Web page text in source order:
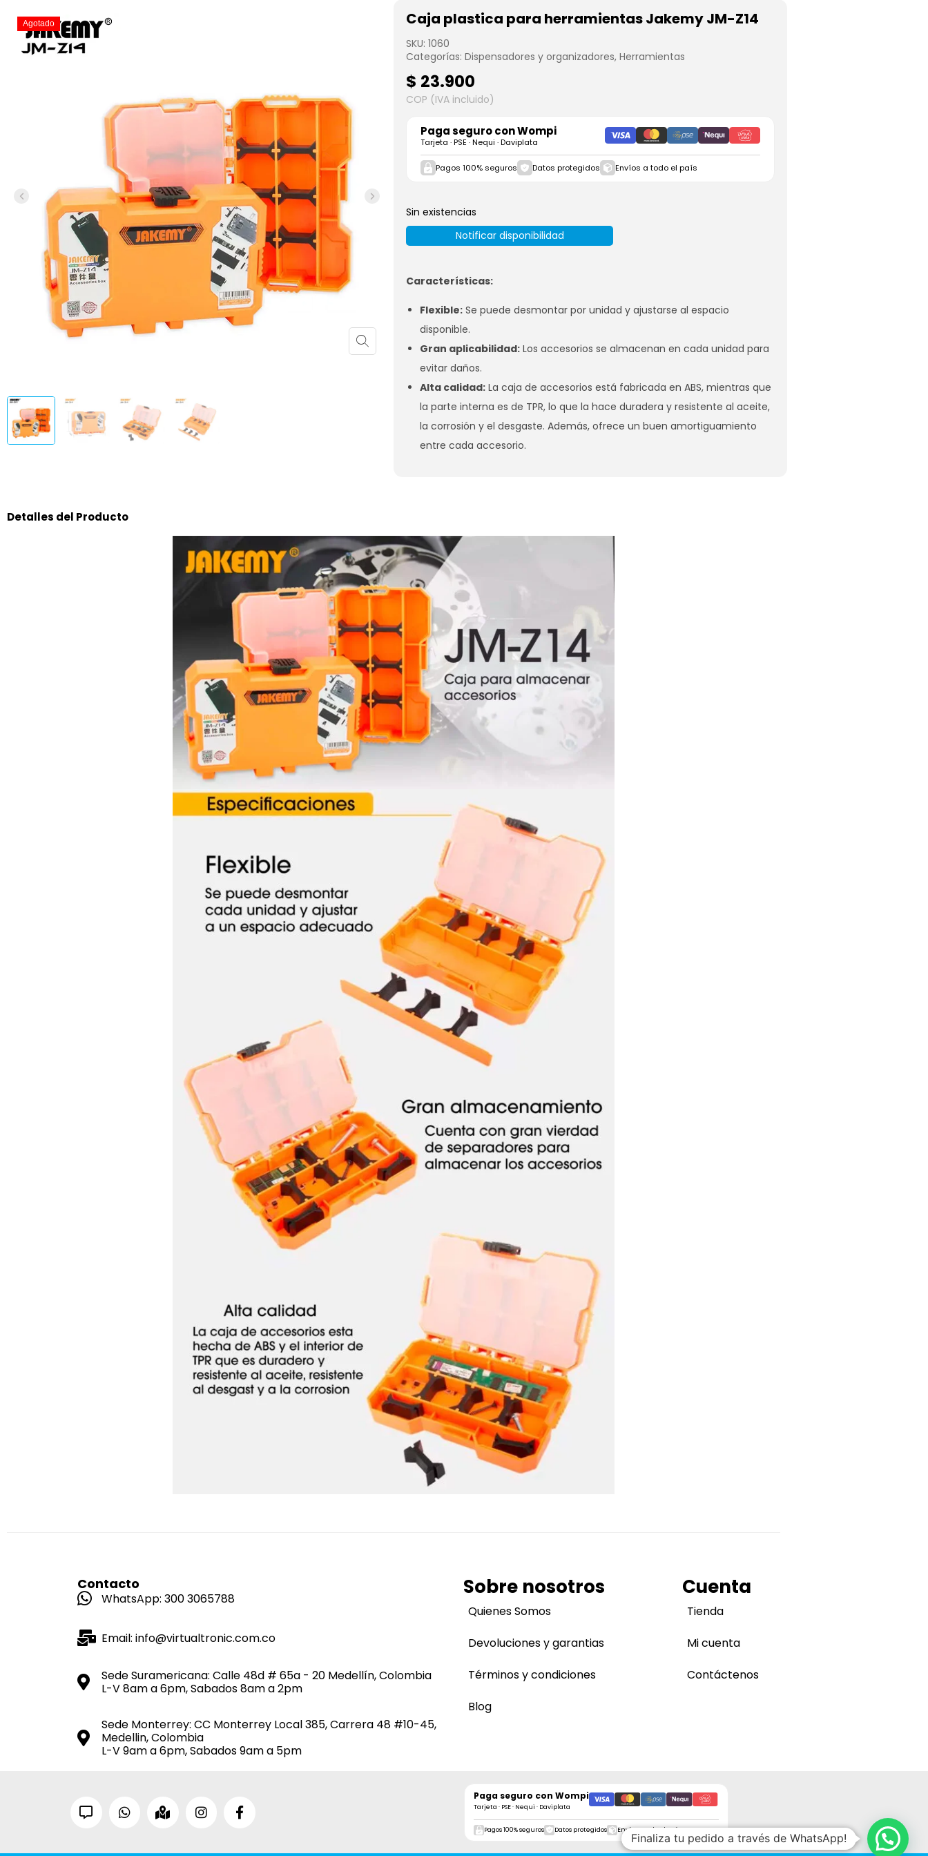
Agotado Caja plastica para herramientas Jakemy JM-Z14
SKU: 1060
Categorías: Dispensadores y organizadores, Herramientas
$ 23.900
COP (IVA incluido)
Paga seguro conWompi
Tarjeta · PSE · Nequi · Daviplata
Pagos 100% seguros Datos protegidos Envíos a todo el país
Sin existencias
Notificar disponibilidad
Características:
Flexible: Se puede desmontar por unidad y ajustarse al espacio
disponible.
Gran aplicabilidad: Los accesorios se almacenan en cada unidad para
evitar daños.
Alta calidad: La caja de accesorios está fabricada en ABS, mientras que
la parte interna es de TPR, lo que la hace duradera y resistente al aceite,
la corrosión y el desgaste. Además, ofrece un buen amortiguamiento
entre cada accesorio.
Detalles del Producto
Contacto
WhatsApp: 300 3065788
Email: info@virtualtronic.com.co
Sede Suramericana: Calle 48d # 65a - 20 Medellín, Colombia
L-V 8am a 6pm, Sabados 8am a 2pm
Sede Monterrey: CC Monterrey Local 385, Carrera 48 #10-45,
Medellin, Colombia
L-V 9am a 6pm, Sabados 9am a 5pm
Sobre nosotros
Quienes Somos
Devoluciones y garantias
Términos y condiciones
Blog
Cuenta
Tienda
Mi cuenta
Contáctenos
Paga seguro con Wompi
Tarjeta · PSE · Nequi · Daviplata
Pagos 100% seguros Datos protegidos Envíos a todo el país
Finaliza tu pedido a través de WhatsApp!